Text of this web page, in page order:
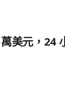
美元，24